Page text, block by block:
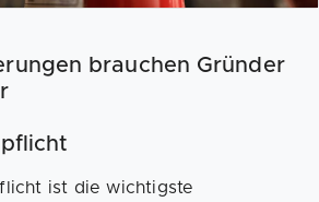
brauchen Gründer
ist die wichtigste